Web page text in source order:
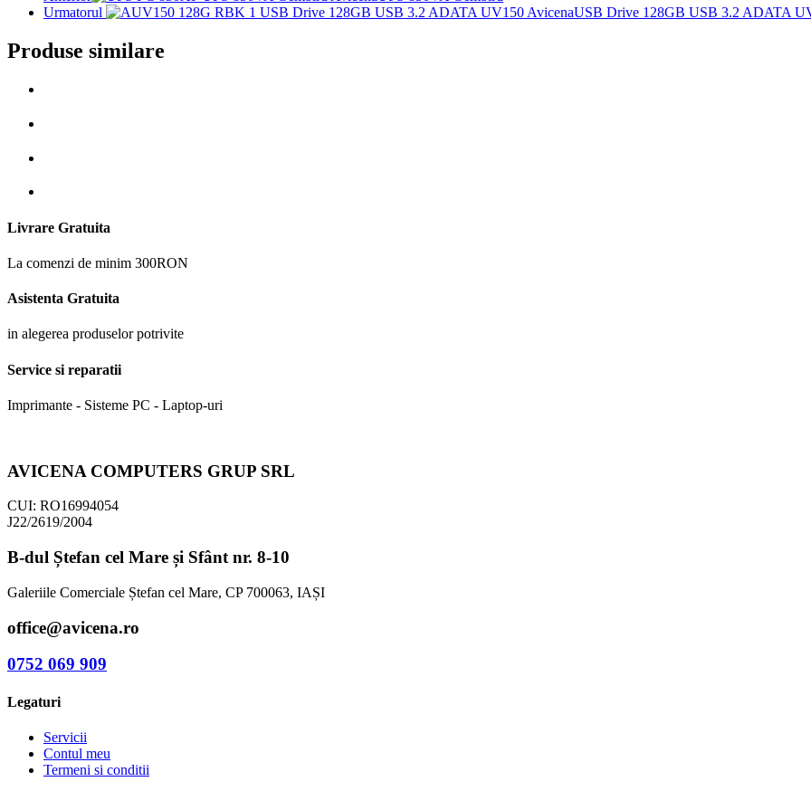
Urmatorul
USB Drive 128GB USB 3.2 ADATA
Produse similare
Livrare Gratuita
La comenzi de minim 300RON
Asistenta Gratuita
in alegerea produselor potrivite
Service si reparatii
Imprimante - Sisteme PC - Laptop-uri
AVICENA COMPUTERS GRUP SRL
CUI: RO16994054
J22/2619/2004
B-dul Ștefan cel Mare și Sfânt nr. 8-10
Galeriile Comerciale Ștefan cel Mare, CP 700063, IAȘI
office@avicena.ro
0752 069 909
Legaturi
Servicii
Contul meu
Termeni si conditii